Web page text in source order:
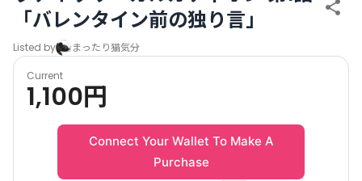
「バレンタイン前の独り言」
Listed by まったり猫気分
Current
1,100円
Connect Your Wallet To Make A
Purchase